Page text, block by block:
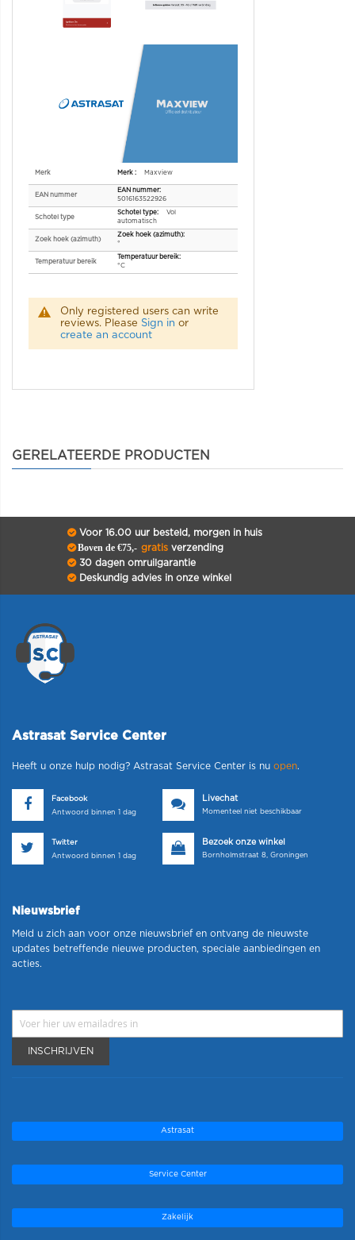
Merk
Maxview
EAN nummer
5016163522926
Schotel type
Vol
automatisch
Zoek hoek (azimuth)
°
Temperatuur bereik
°C
Only registered users can write
reviews. Please Sign in or
create an account
GERELATEERDE PRODUCTEN
Voor 16.00 uur besteld, morgen in huis
Boven de €75,- gratisverzending
30 dagen omruilgarantie
Deskundig advies in onze winkel
Astrasat Service Center
Heeft u onze hulp nodig? Astrasat Service Center is nu open.
Facebook
Antwoord binnen 1 dag
Livechat
Momenteel niet beschikbaar
Twitter
Antwoord binnen 1 dag
Bezoek onze winkel
Bornholmstraat 8, Groningen
Nieuwsbrief
Meld u zich aan voor onze nieuwsbrief en ontvang de nieuwste
updates betreffende nieuwe producten, speciale aanbiedingen en
acties.
INSCHRIJVEN
Astrasat
Service Center
Zakelijk